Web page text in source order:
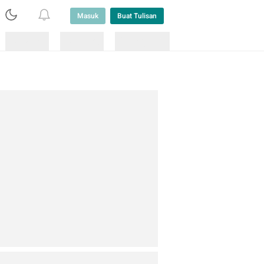
Masuk Buat Tulisan